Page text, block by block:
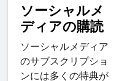
ソーシャルメ
ディアの購読
ソーシャルメディア
のサブスクリプショ
ンには多くの特典が